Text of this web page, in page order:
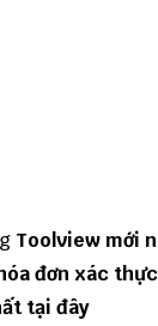
Toolview mới
hóa đơn xác thực
tại đây